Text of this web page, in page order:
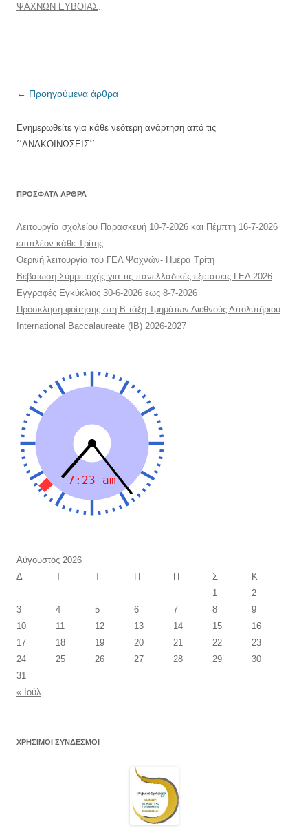
ΨΑΧΝΩΝ ΕΥΒΟΙΑΣ
Πλοήγηση
← Προηγούμενα άρθρα
Ενημερωθείτε για κάθε νεότερη ανάρτηση από τις
΄΄ΑΝΑΚΟΙΝΩΣΕΙΣ΄΄
ΠΡΌΣΦΑΤΑ ΆΡΘΡΑ
Λειτουργία σχολείου Παρασκευή 10-7-2026 και Πέμπτη 16-7-2026
επιπλέον κάθε Τρίτης
Θερινή λειτουργία του ΓΕΛ Ψαχνών- Ημέρα Τρίτη
Βεβαίωση Συμμετοχής για τις πανελλαδικές εξετάσεις ΓΕΛ 2026
Εγγραφές Εγκύκλιος 30-6-2026 εως 8-7-2026
Πρόσκληση φοίτησης στη Β τάξη Τμημάτων Διεθνούς Απολυτήριου
International Baccalaureate (IB) 2026-2027
Αύγουστος 2026
Δ
Τ Τ Π Π Σ
Κ
1
2
3
4 5 6 7 8
9
10
11 12 13 14 15
16
17
18 19 20 21 22
23
24
25 26 27 28 29
30
31
« Ιούλ
ΧΡΗΣΙΜΟΙ ΣΥΝΔΕΣΜΟΙ